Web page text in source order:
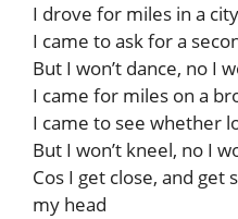
I drove for miles in a
I came to ask for a
But I won’t dance, no I
I came for miles on a
I came to see whether
But I won’t kneel, no I
Cos I get close, and get
my head